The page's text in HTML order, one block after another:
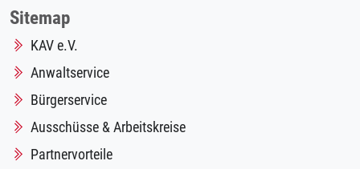
Sitemap
KAV e.V.
Anwaltservice
Bürgerservice
Ausschüsse & Arbeitskreise
Partnervorteile